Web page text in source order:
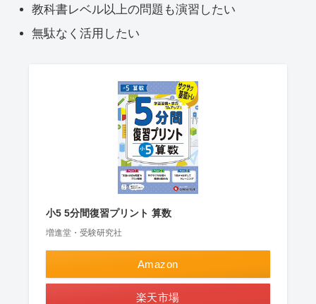
教科書レベル以上の問題も演習したい
無駄なく活用したい
小5 5分間復習プリント 算数
増進堂・受験研究社
Amazon
楽天市場